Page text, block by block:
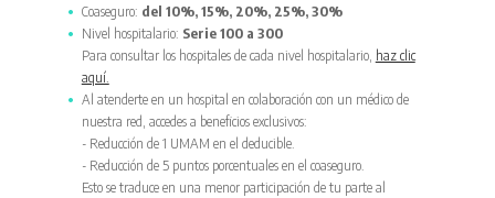
Coaseguro: del 10%, 15%, 20%, 25%, 30%
Nivel hospitalario: Serie 100 a 300
Para consultar los hospitales de cada nivel hospitalario, haz clic
aquí.
Al atenderte en un hospital en colaboración con un médico de
nuestra red, accedes a beneficios exclusivos:
- Reducción de 1 UMAM en el deducible.
- Reducción de 5 puntos porcentuales en el coaseguro.
Esto se traduce en una menor participación de tu parte al